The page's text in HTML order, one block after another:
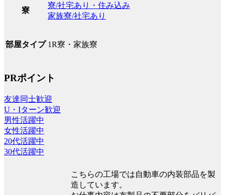
寮
寮/社宅あり・住み込み
家族寮/社宅あり
部屋タイプ 1R寮・家族寮
PRポイント
友達同士歓迎
U・Iターン歓迎
男性活躍中
女性活躍中
20代活躍中
30代活躍中
こちらの工場では自動車の内装部品を製
造しています。